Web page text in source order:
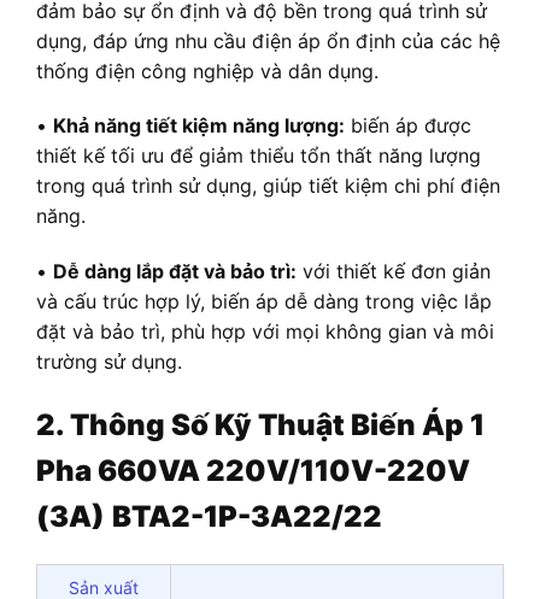
đảm bảo sự ổn định và độ bền trong quá trình sử
dụng, đáp ứng nhu cầu điện áp ổn định của các hệ
thống điện công nghiệp và dân dụng.
• Khả năng tiết kiệm năng lượng: biến áp được
thiết kế tối ưu để giảm thiểu tổn thất năng lượng
trong quá trình sử dụng, giúp tiết kiệm chi phí điện
năng.
• Dễ dàng lắp đặt và bảo trì: với thiết kế đơn giản
và cấu trúc hợp lý, biến áp dễ dàng trong việc lắp
đặt và bảo trì, phù hợp với mọi không gian và môi
trường sử dụng.
2. Thông Số Kỹ Thuật Biến Áp 1
Pha 660VA 220V/110V-220V
(3A) BTA2-1P-3A22/22
Sản xuất